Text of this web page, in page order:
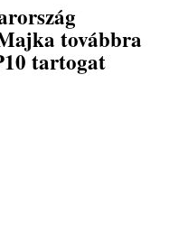
továbbra
tartogat